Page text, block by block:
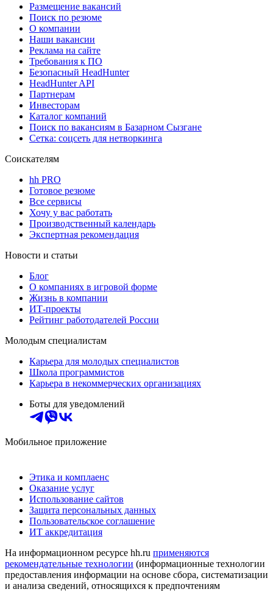
Размещение вакансий
Поиск по резюме
О компании
Наши вакансии
Реклама на сайте
Требования к ПО
Безопасный HeadHunter
HeadHunter API
Партнерам
Инвесторам
Каталог компаний
Поиск по вакансиям в Базарном Сызгане
Сетка: соцсеть для нетворкинга
Соискателям
hh PRO
Готовое резюме
Все сервисы
Хочу у вас работать
Производственный календарь
Экспертная рекомендация
Новости и статьи
Блог
О компаниях в игровой форме
Жизнь в компании
ИТ-проекты
Рейтинг работодателей России
Молодым специалистам
Карьера для молодых специалистов
Школа программистов
Карьера в некоммерческих организациях
Боты для уведомлений
Мобильное приложение
Этика и комплаенс
Оказание услуг
Использование сайтов
Защита персональных данных
Пользовательское соглашение
ИТ аккредитация
На информационном ресурсе hh.ru применяются
рекомендательные технологии (информационные технологии
предоставления информации на основе сбора, систематизации
и анализа сведений, относящихся к предпочтениям